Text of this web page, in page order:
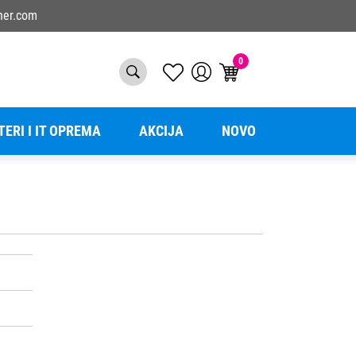
0
I IT OPREMA AKCIJA NOVO